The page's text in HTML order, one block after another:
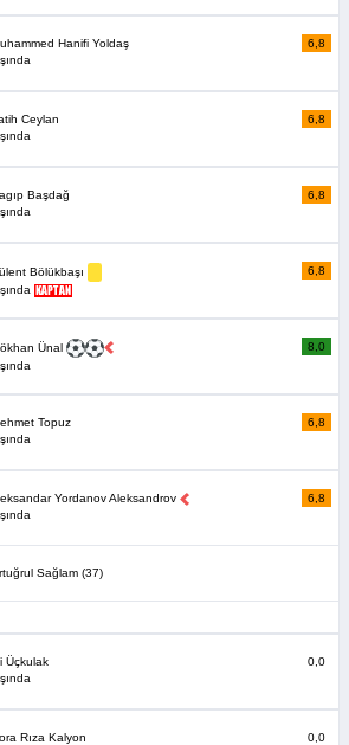
Hanifi Yoldaş
6,8
Ceylan
6,8
Başdağ
6,8
Bölükbaşı
6,8
Ünal
8,0
Topuz
6,8
Yordanov Aleksandrov
6,8
Sağlam (37)
Üçkulak
0,0
Rıza Kalyon
0,0